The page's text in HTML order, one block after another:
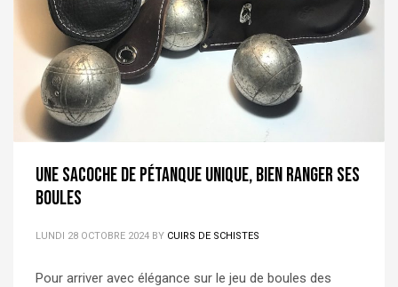
Une sacoche de pétanque unique, bien ranger ses
boules
LUNDI 28 OCTOBRE 2024 BY CUIRS DE SCHISTES
Pour arriver avec élégance sur le jeu de boules des